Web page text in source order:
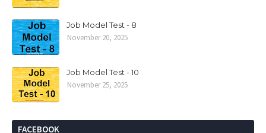
Job Model Test - 8
November 20, 2025
Job Model Test - 10
November 25, 2025
FACEBOOK